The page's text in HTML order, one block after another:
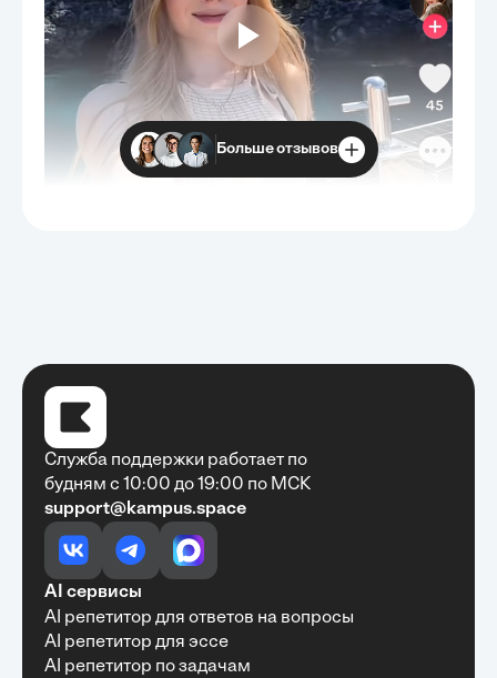
Очень быстро, недорого, качественно,
доступно
Алексей Антонов•27 мая, 2025
Обучение с Кампус Хаб — очень экономит
полезной информации. Рекомендую ...
Больше отзывов
Служба поддержки работает по
будням с 10:00 до 19:00 по МСК
support@kampus.space
AI сервисы
AI репетитор для ответов на вопросы
AI репетитор для эссе
AI репетитор по задачам